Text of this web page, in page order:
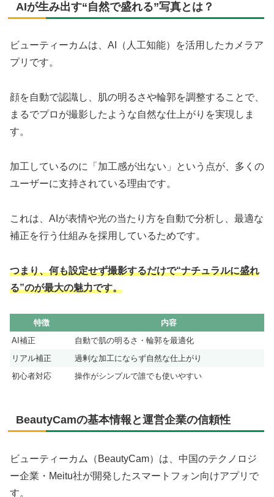
AIが生み出す“自然で盛れる”写真とは？
ビューティーカムは、AI（人工知能）を活用したカメラア
プリです。
顔を自動で認識し、肌の明るさや輪郭を調整することで、
まるでプロが撮影したような自然な仕上がりを実現しま
す。
加工しているのに「加工感が出ない」という点が、多くの
ユーザーに支持されている理由です。
これは、AIが表情や光の当たり方を自動で分析し、最適な
補正を行う仕組みを採用しているためです。
つまり、何も設定せず撮影するだけで“ナチュラルに盛れ
る”のが最大の魅力です。
特徴
内容
AI補正
自動で肌の明るさ・輪郭を最適化
リアル補正
過剰な加工にならず自然な仕上がり
初心者対応
操作がシンプルで誰でも使いやすい
BeautyCamの基本情報と運営企業の信頼性
ビューティーカム（BeautyCam）は、中国のテクノロジ
ー企業・Meitu社が開発したスマートフォン向けアプリで
す。